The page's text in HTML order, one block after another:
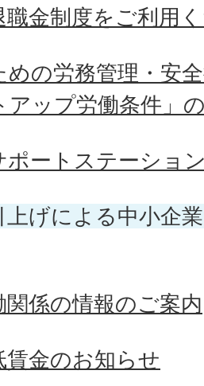
職金制度をご利用
めの労務管理・安
アップ労働条件」
ポートステーショ
上げによる中小企
関係の情報のご案内
賃金のお知らせ